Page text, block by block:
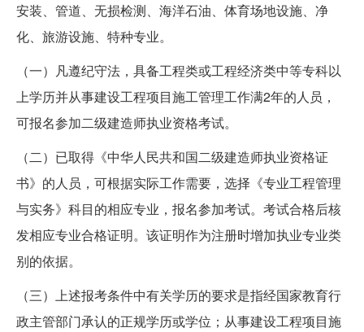
安装、管道、无损检测、海洋石油、体育场地设施、净
化、旅游设施、特种专业。
（一）凡遵纪守法，具备工程类或工程经济类中等专科以
上学历并从事建设工程项目施工管理工作满2年的人员，
可报名参加二级建造师执业资格考试。
（二）已取得《中华人民共和国二级建造师执业资格证
书》的人员，可根据实际工作需要，选择《专业工程管理
与实务》科目的相应专业，报名参加考试。考试合格后核
发相应专业合格证明。该证明作为注册时增加执业专业类
别的依据。
（三）上述报考条件中有关学历的要求是指经国家教育行
政主管部门承认的正规学历或学位；从事建设工程项目施